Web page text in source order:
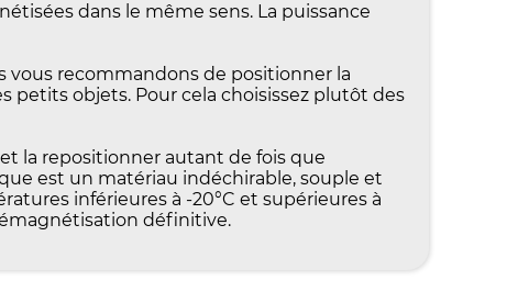
dans le même sens. La puissance
vous recommandons de positionner la
petits objets. Pour cela choisissez plutôt des
la repositionner autant de fois que
est un matériau indéchirable, souple et
inférieures à -20°C et supérieures à
définitive.